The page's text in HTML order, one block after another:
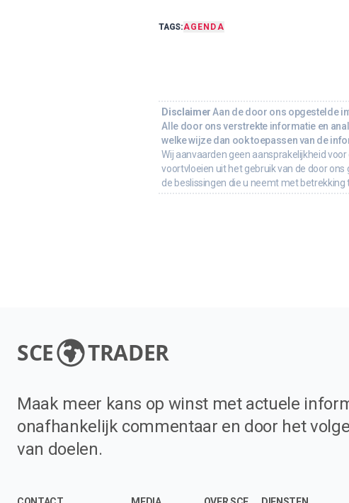
TAGS:AGENDA
Disclaimer Aan de door ons opgestelde
Alle door ons verstrekte informatie en
welke wijze dan ook toepassen van de
Wij aanvaarden geen aansprakelijkheid
voortvloeien uit het gebruik van de door
de beslissingen die u neemt met betrekking
SCE TRADER
Maak meer kans op winst met actuele
onafhankelijk commentaar en door het
van doelen.